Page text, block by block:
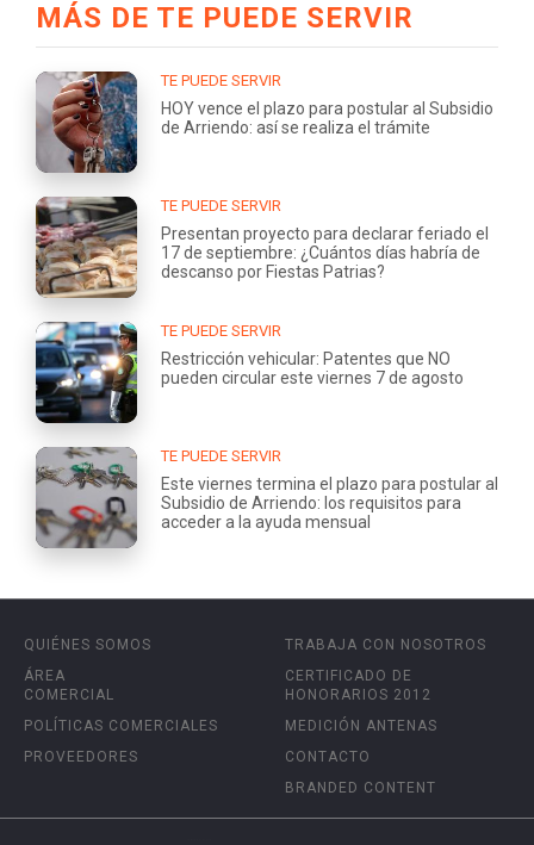
MÁS DE TE PUEDE SERVIR
TE PUEDE SERVIR
HOY vence el plazo para postular al Subsidio
de Arriendo: así se realiza el trámite
TE PUEDE SERVIR
Presentan proyecto para declarar feriado el
17 de septiembre: ¿Cuántos días habría de
descanso por Fiestas Patrias?
TE PUEDE SERVIR
Restricción vehicular: Patentes que NO
pueden circular este viernes 7 de agosto
TE PUEDE SERVIR
Este viernes termina el plazo para postular al
Subsidio de Arriendo: los requisitos para
acceder a la ayuda mensual
QUIÉNES SOMOS
ÁREA
COMERCIAL
POLÍTICAS COMERCIALES
PROVEEDORES
TRABAJA CON NOSOTROS
CERTIFICADO DE
HONORARIOS 2012
MEDICIÓN ANTENAS
CONTACTO
BRANDED CONTENT